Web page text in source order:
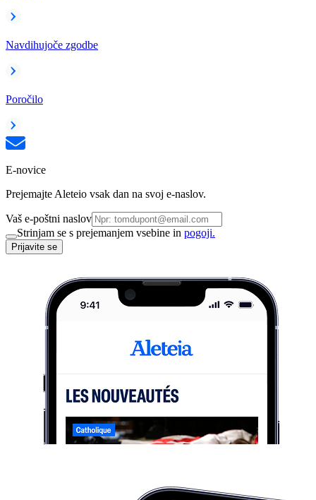
Navdihujoče zgodbe
Poročilo
E-novice
Prejemajte Aleteio vsak dan na svoj e-naslov.
Vaš e-poštni naslov
Strinjam se s prejemanjem vsebine in pogoji.
Prijavite se